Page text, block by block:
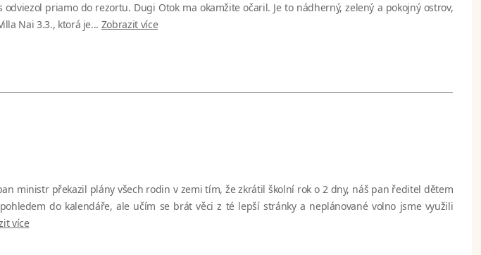
priamo do rezortu. Dugi Otok ma okamžite očaril. Je to nádherný, zelený a pokojný ostrov,
Nai 3.3., ktorá je... Zobrazit více
ministr překazil plány všech rodin v zemi tím, že zkrátil školní rok o 2 dny, náš pan ředitel dětem
do kalendáře, ale učím se brát věci z té lepší stránky a neplánované volno jsme využili
více